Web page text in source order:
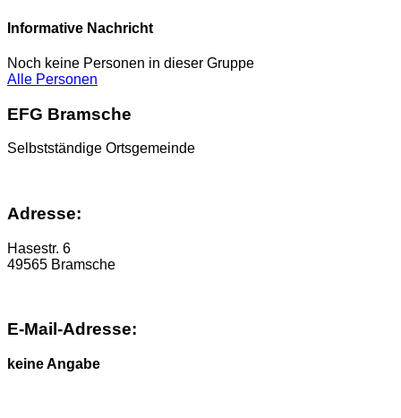
Informative Nachricht
Noch keine Personen in dieser Gruppe
Alle Personen
EFG Bramsche
Selbstständige Ortsgemeinde
Adresse:
Hasestr. 6
49565 Bramsche
E-Mail-Adresse:
keine Angabe